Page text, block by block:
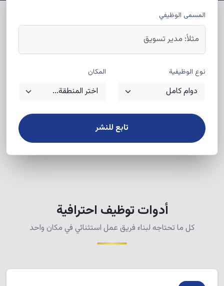
المسمى الوظيفي
نوع الوظيفية المكان
تابع للنشر
أدوات توظيف احترافية
كل ما تحتاجه لبناء فريق عمل استثنائي في مكان واحد